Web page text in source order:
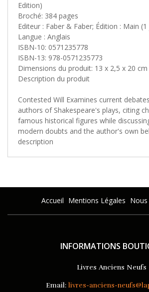
Edition)
Broché: 384 pages
Editeur : Faber & Faber; Édition : Main
Langue : Anglais
ISBN-10: 0571235778
ISBN-13: 978-0571235773
Dimensions du produit: 13 x 2,5 x 20 cm
Description du produit
Contested Will Examines current
authors of Shakespeare's plays, citing
famous historical figures while
modern doubts and the author's own
description
Accueil Mentions Légales
INFORMATIONS
Livres Anciens Neufs
Email: livres-anciens-